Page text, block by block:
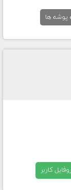
پوشه ها
کاربر